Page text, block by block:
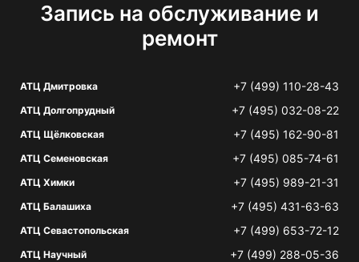
Запись на обслуживание и
ремонт
АТЦ Дмитровка +7 (499) 110-28-43
АТЦ Долгопрудный +7 (495) 032-08-22
АТЦ Щёлковская +7 (495) 162-90-81
АТЦ Семеновская +7 (495) 085-74-61
АТЦ Химки +7 (495) 989-21-31
АТЦ Балашиха +7 (495) 431-63-63
АТЦ Севастопольская +7 (499) 653-72-12
АТЦ Научный +7 (499) 288-05-36